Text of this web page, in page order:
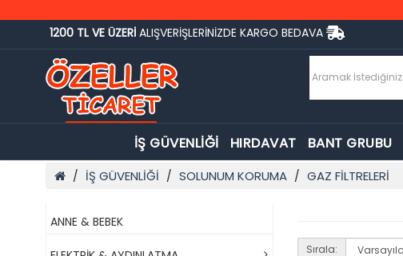
1200 TL VE ÜZERİ ALIŞVERİŞLERİNİZDE KARGO BEDAVA
İŞ GÜVENLİĞİ HIRDAVAT BANT GRUBU
İŞ GÜVENLİĞİ SOLUNUM KORUMA GAZ FİLTRELERİ
ANNE & BEBEK
Sırala: